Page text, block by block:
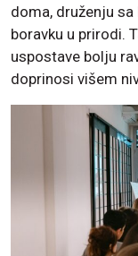
doma, druženju
boravku u prirodi.
uspostave bolju
doprinosi višem